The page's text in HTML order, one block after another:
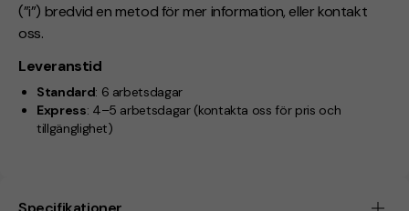
(”i”) bredvid en metod för mer information, eller kontakt
oss.
Leveranstid
Standard: 6 arbetsdagar
Express: 4–5 arbetsdagar(kontakta oss för pris och
tillgänglighet)